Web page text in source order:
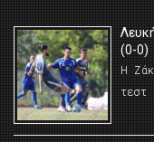
(0-0)
Η
τεστ